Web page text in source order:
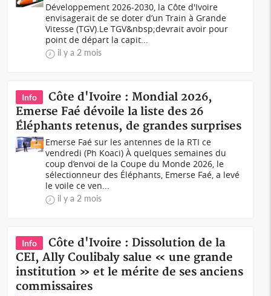
Développement 2026-2030, la Côte d'Ivoire
envisagerait de se doter d’un Train à Grande
Vitesse (TGV).Le TGV&nbsp;devrait avoir pour
point de départ la capit...
il y a 2 mois
Info
Côte d'Ivoire : Mondial 2026,
Emerse Faé dévoile la liste des 26
Éléphants retenus, de grandes surprises
Emerse Faé sur les antennes de la RTI ce
vendredi (Ph Koaci) À quelques semaines du
coup d’envoi de la Coupe du Monde 2026, le
sélectionneur des Éléphants, Emerse Faé, a levé
le voile ce ven...
il y a 2 mois
Info
Côte d'Ivoire : Dissolution de la
CEI, Ally Coulibaly salue « une grande
institution » et le mérite de ses anciens
commissaires